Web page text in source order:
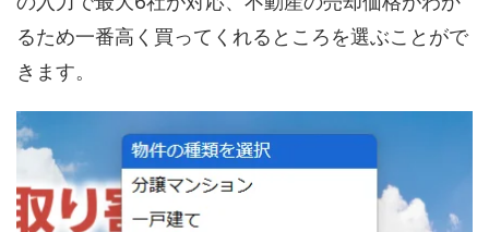
るため一番高く買ってくれるところを選ぶことがで
きます。